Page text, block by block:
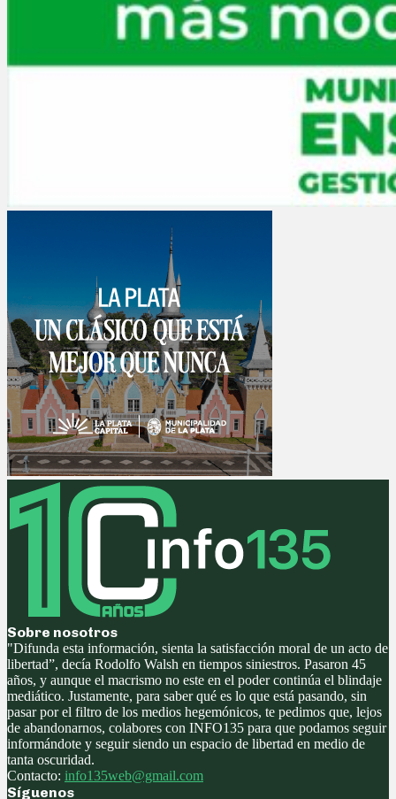
Sobre nosotros
"Difunda esta información, sienta la satisfacción moral de un acto de
libertad”, decía Rodolfo Walsh en tiempos siniestros. Pasaron 45
años, y aunque el macrismo no este en el poder continúa el blindaje
mediático. Justamente, para saber qué es lo que está pasando, sin
pasar por el filtro de los medios hegemónicos, te pedimos que, lejos
de abandonarnos, colabores con INFO135 para que podamos seguir
informándote y seguir siendo un espacio de libertad en medio de
tanta oscuridad.
Contacto: info135web@gmail.com
Síguenos